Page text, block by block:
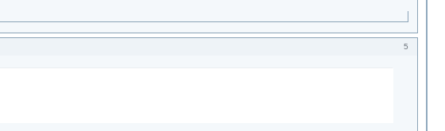
5